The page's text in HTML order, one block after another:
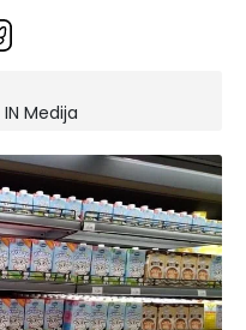
IN Medija